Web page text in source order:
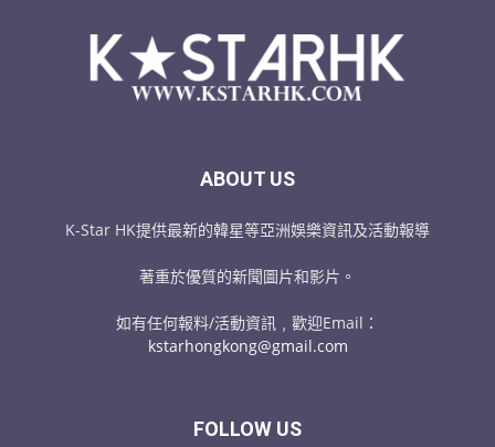
ABOUT US
K-Star HK提供最新的韓星等亞洲娛樂資訊及活動報導
著重於優質的新聞圖片和影片。
如有任何報料/活動資訊﹐歡迎Email：
kstarhongkong@gmail.com
FOLLOW US